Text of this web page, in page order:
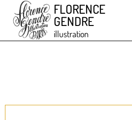
FLORENCE
GENDRE
illustration